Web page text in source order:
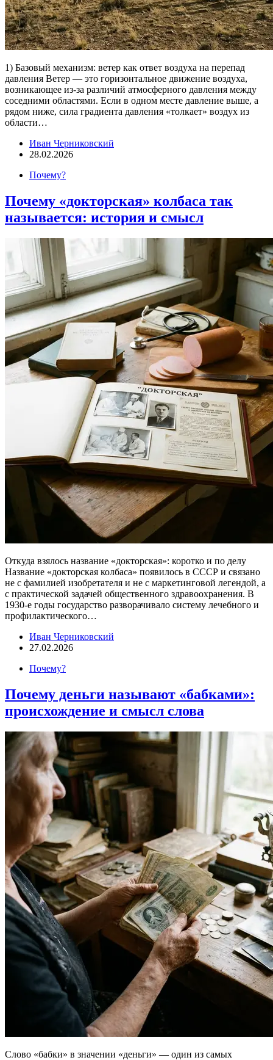
1) Базовый механизм: ветер как ответ воздуха на перепад
давления Ветер — это горизонтальное движение воздуха,
возникающее из-за различий атмосферного давления между
соседними областями. Если в одном месте давление выше, а
рядом ниже, сила градиента давления «толкает» воздух из
области…
Иван Черниковский
28.02.2026
Почему?
Почему «докторская» колбаса так
называется: история и смысл
Откуда взялось название «докторская»: коротко и по делу
Название «докторская колбаса» появилось в СССР и связано
не с фамилией изобретателя и не с маркетинговой легендой, а
с практической задачей общественного здравоохранения. В
1930-е годы государство разворачивало систему лечебного и
профилактического…
Иван Черниковский
27.02.2026
Почему?
Почему деньги называют «бабками»:
происхождение и смысл слова
Слово «бабки» в значении «деньги» — один из самых